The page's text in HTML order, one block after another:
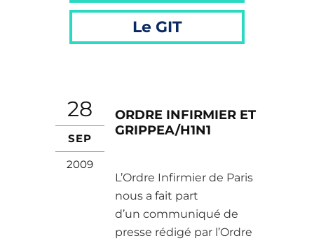
Le GIT
28
SEP
2009
ORDRE INFIRMIER ET
GRIPPEA/H1N1
L’Ordre Infirmier de Paris
nous a fait part
d’un communiqué de
presse rédigé par l’Ordre